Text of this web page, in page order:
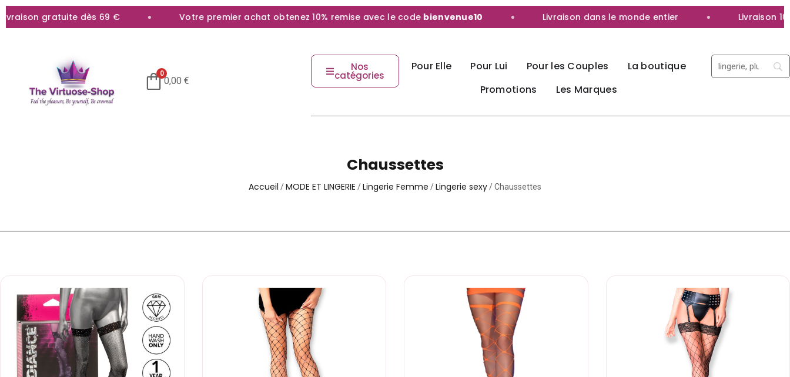
gratuite dès 69 € Votre premier achat obtenez 10% remise avec le code bienvenue10 Livraison dans le monde entier Livraison 100%
0
0,00€
Nos
catégories
Pour Elle Pour Lui Pour les Couples
La boutique
Promotions
Les Marques
Chaussettes
Accueil /MODE ET LINGERIE /Lingerie Femme /Lingerie sexy/ Chaussettes